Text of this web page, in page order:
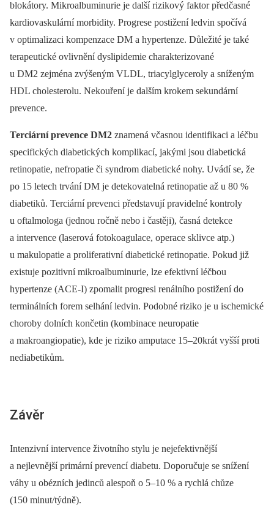
blokátory. Mikroalbuminurie je další rizikový faktor předčasné
kardiovaskulární morbidity. Progrese postižení ledvin spočívá
v optimalizaci kompenzace DM a hypertenze. Důležité je také
terapeutické ovlivnění dyslipidemie charakterizované
u DM2 zejména zvýšeným VLDL, triacylglyceroly a sníženým
HDL cholesterolu. Nekouření je dalším krokem sekundární
prevence.
Terciární prevence DM2 znamená včasnou identifikaci a léčbu
specifických diabetických komplikací, jakými jsou diabetická
retinopatie, nefropatie či syndrom diabetické nohy. Uvádí se, že
po 15 letech trvání DM je detekovatelná retinopatie až u 80 %
diabetiků. Terciární prevenci představují pravidelné kontroly
u oftalmologa (jednou ročně nebo i častěji), časná detekce
a intervence (laserová fotokoagulace, operace sklivce atp.)
u makulopatie a proliferativní diabetické retinopatie. Pokud již
existuje pozitivní mikroalbuminurie, lze efektivní léčbou
hypertenze (ACE-I) zpomalit progresi renálního postižení do
terminálních forem selhání ledvin. Podobné riziko je u ischemické
choroby dolních končetin (kombinace neuropatie
a makroangiopatie), kde je riziko amputace 15–20krát vyšší proti
nediabetikům.
Závěr
Intenzivní intervence životního stylu je nejefektivnější
a nejlevnější primární prevencí diabetu. Doporučuje se snížení
váhy u obézních jedinců alespoň o 5–10 % a rychlá chůze
(150 minut/týdně).